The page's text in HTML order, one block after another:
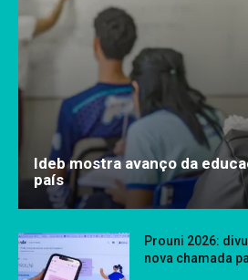
Ideb mostra avanço da
país
Prouni 2026:
nova chamada